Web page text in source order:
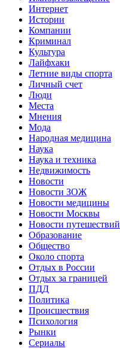
Интернет
Истории
Компании
Криминал
Культура
Лайфхаки
Летние виды спорта
Личный счет
Люди
Места
Мнения
Мода
Народная медицина
Наука
Наука и техника
Недвижимость
Новости
Новости ЗОЖ
Новости медицины
Новости Москвы
Новости путешествий
Образование
Общество
Около спорта
Отдых в России
Отдых за границей
ПДД
Политика
Происшествия
Психология
Рынки
Сериалы